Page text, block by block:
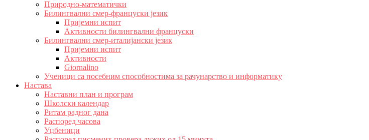
Природно-математички
Билингвални смер-француски језик
Пријемни испит
Активности билингвални француски
Билингвални смер-италијански језик
Пријемни испит
Активности
Giornalino
Ученици са посебним способностима за рачунарство и информатику
Настава
Наставни план и програм
Школски календар
Ритам радног дана
Распоред часова
Уџбеници